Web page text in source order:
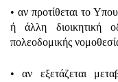
• αν προτίθεται το
ή άλλη διοικητική
πολεοδομικής
• αν εξετάζεται